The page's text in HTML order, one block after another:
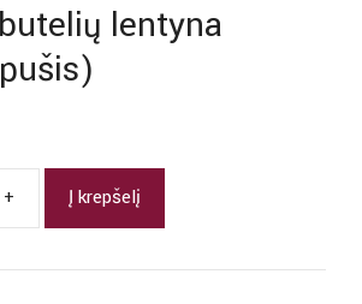
lentyna
produkto
RW-
+ Į krepšelį